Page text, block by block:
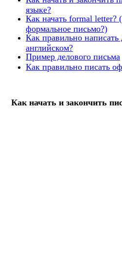
языке?
Как начать formal letter?
формальное письмо?)
Как правильно написать
английском?
Пример делового письма
Как правильно писать
Как начать и закончить